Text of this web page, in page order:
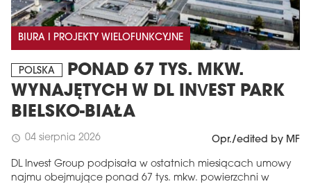
BIURA I PROJEKTY WIELOFUNKCYJNE
POLSKA
PONAD 67 TYS. MKW.
WYNAJĘTYCH W DL INVEST PARK
BIELSKO-BIAŁA
schedule 04 sierpnia 2026 Opr./edited by MF
DL Invest Group podpisała w ostatnich miesiącach umowy
najmu obejmujące ponad 67 tys. mkw. powierzchni w